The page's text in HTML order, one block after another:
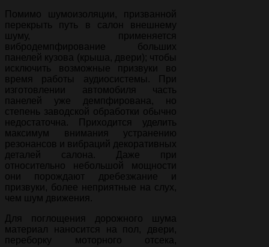
Помимо шумоизоляции, призванной
перекрыть путь в салон внешнему
шуму, применяется
вибродемпфирование больших
панелей кузова (крыша, двери); чтобы
исключить возможные призвуки во
время работы аудиосистемы. При
изготовлении автомобиля часть
панелей уже демпфирована, но
степень заводской обработки обычно
недостаточна. Приходится уделить
максимум внимания устранению
резонансов и вибраций декоративных
деталей салона. Даже при
относительно небольшой мощности
они порождают дребезжание и
призвуки, более неприятные на слух,
чем шум движения.
Для поглощения дорожного шума
материал наносится на пол, двери,
переборку моторного отсека,